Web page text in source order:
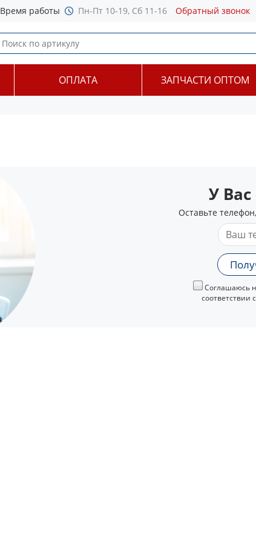
Время работы Пн-Пт 10-19, Сб 11-16 Обратный звонок
ОПЛАТА ЗАПЧАСТИ ОПТОМ
У Вас
Оставьте
Соглашаюсь
соответствии с